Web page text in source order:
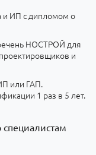
и ИП с дипломом о
НОСТРОЙ для
и
или ГАП.
1 раз в 5 лет.